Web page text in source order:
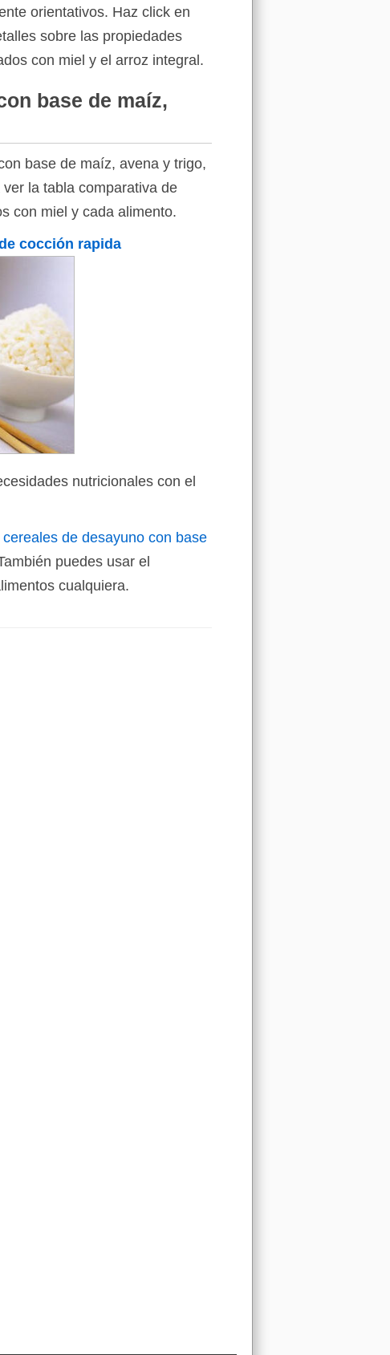
orientativos. Haz click en
sobre las propiedades
con miel y el arroz integral.
base de maíz,
base de maíz, avena y trigo,
la tabla comparativa de
con miel y cada alimento.
cocción rapida
nutricionales con el
de desayuno con base
puedes usar el
cualquiera.